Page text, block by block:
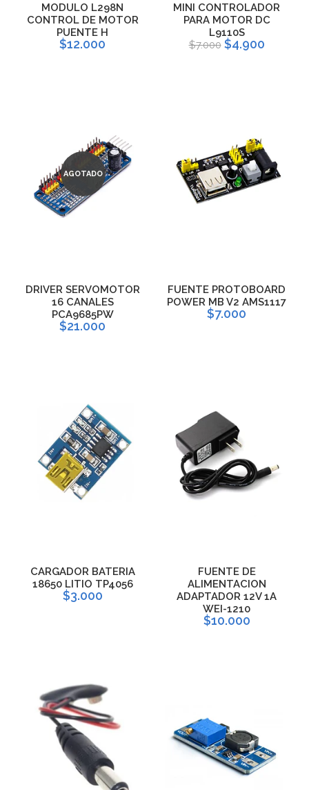
MODULO L298N
CONTROL DE MOTOR
PUENTE H
$12.000
MINI CONTROLADOR
PARA MOTOR DC
L9110S
$7.000 $4.900
AGOTADO
DRIVER SERVOMOTOR
16 CANALES
PCA9685PW
$21.000
FUENTE PROTOBOARD
POWER MB V2 AMS1117
$7.000
CARGADOR BATERIA
18650 LITIO TP4056
$3.000
FUENTE DE
ALIMENTACION
ADAPTADOR 12V 1A
WEI-1210
$10.000